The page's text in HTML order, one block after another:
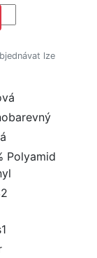
lze
Polyamid